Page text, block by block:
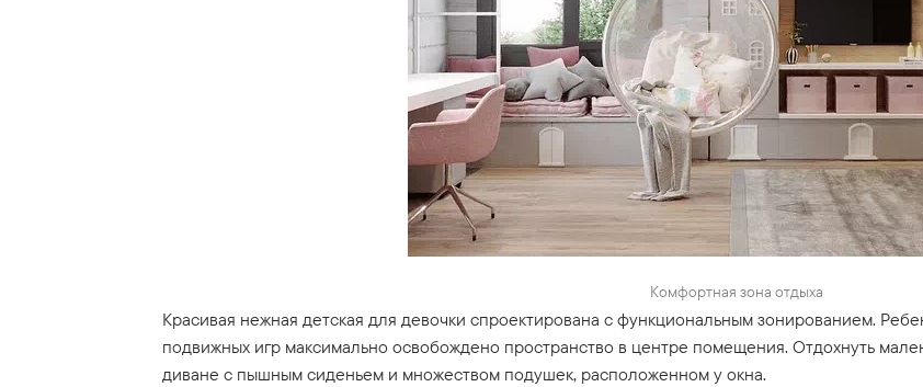
Комфортная зона отдыха
Красивая нежная детская для девочки спроектирована с функциональным зонированием.
подвижных игр максимально освобождено пространство в центре помещения. Отдохнуть
диване с пышным сиденьем и множеством подушек, расположенном у окна.